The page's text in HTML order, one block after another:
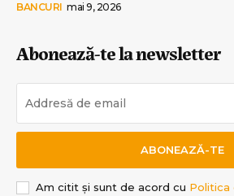
BANCURI mai 9, 2026
Abonează-te la newsletter
ABONEAZĂ-TE
Am citit și sunt de acord cu Politica